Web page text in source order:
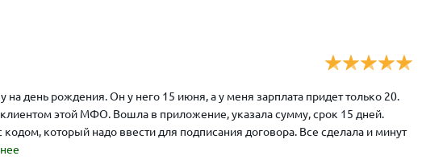
на день рождения. Он у него 15 июня, а у меня зарплата придет только 20.
этой МФО. Вошла в приложение, указала сумму, срок 15 дней.
который надо ввести для подписания договора. Все сделала и минут